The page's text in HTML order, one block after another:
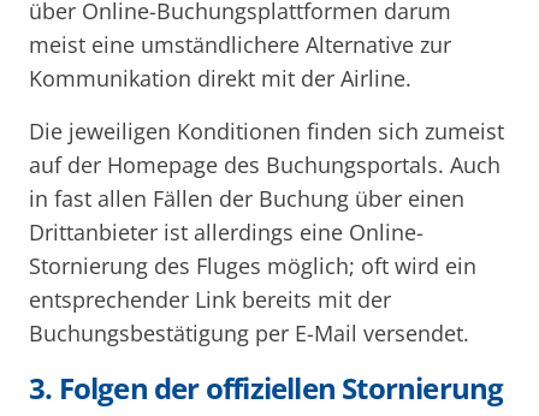
über Online-Buchungsplattformen darum
meist eine umständlichere Alternative zur
Kommunikation direkt mit der Airline.
Die jeweiligen Konditionen finden sich zumeist
auf der Homepage des Buchungsportals. Auch
in fast allen Fällen der Buchung über einen
Drittanbieter ist allerdings eine Online-
Stornierung des Fluges möglich; oft wird ein
entsprechender Link bereits mit der
Buchungsbestätigung per E-Mail versendet.
3. Folgen der offiziellen Stornierung